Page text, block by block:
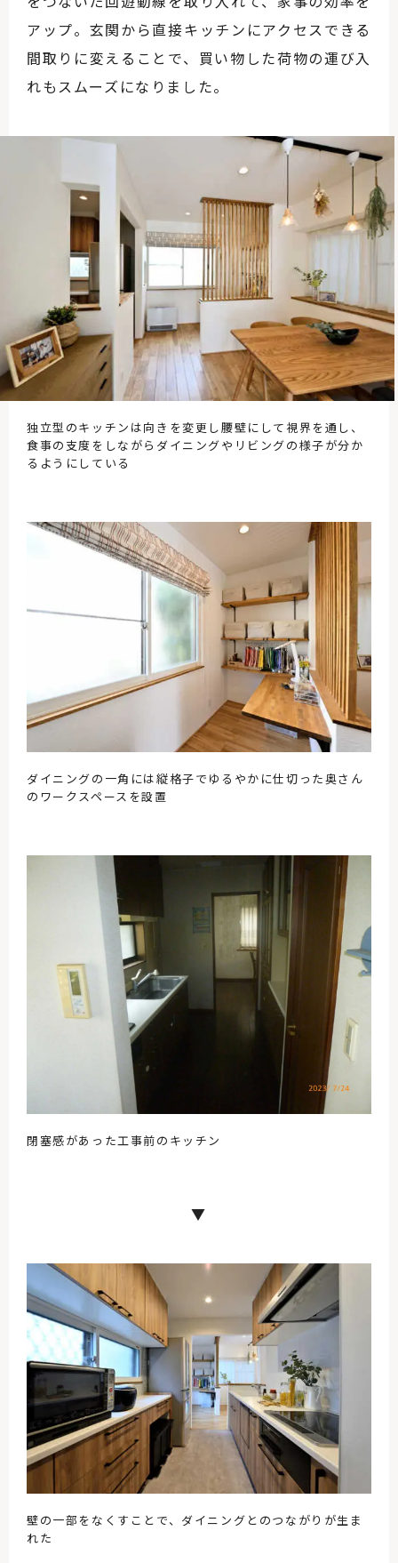
アップ。玄関から直接キッチンにアクセスできる
間取りに変えることで、買い物した荷物の運び入
れもスムーズになりました。
独立型のキッチンは向きを変更し腰壁にして視界を通し、
食事の支度をしながらダイニングやリビングの様子が分か
るようにしている
ダイニングの一角には縦格子でゆるやかに仕切った奥さん
のワークスペースを設置
閉塞感があった工事前のキッチン
▼
壁の一部をなくすことで、ダイニングとのつながりが生ま
れた